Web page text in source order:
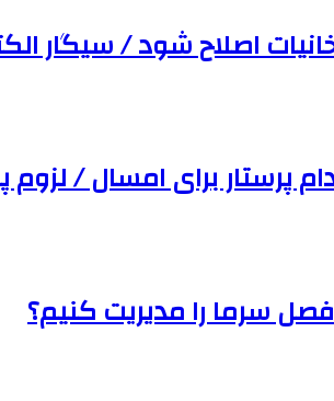
اصلاح شود / سیگار
پرستار برای امسال / لزوم
سرما را مدیریت کنیم؟